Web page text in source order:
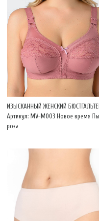
ИЗЫСКАННЫЙ ЖЕНСКИЙ
Артикул: MV-М003 Новое время
роза